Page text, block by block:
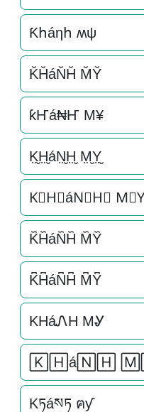
Ƙհáηհ ʍψ
K̆H̆áN̆H̆ M̆Y̆
ƙҤá₦Ҥ M¥
K̤̮H̤̮áN̤̮H̤̮ M̤̮Y̤̮
K⃘H⃘áN⃘H⃘
K᷈H᷈áN᷈H᷈ M᷈Y᷈
K͆H͆áN͆H͆ M͆Y͆
KHáᏁH MᎽ
🄺🄷á🄽🄷
Kཏáསཏ ฅƴ